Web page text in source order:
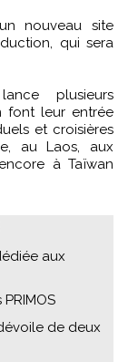
nouveau site
qui sera
plusieurs
font leur entrée
et croisières
au Laos, aux
à Taïwan
aux
de deux